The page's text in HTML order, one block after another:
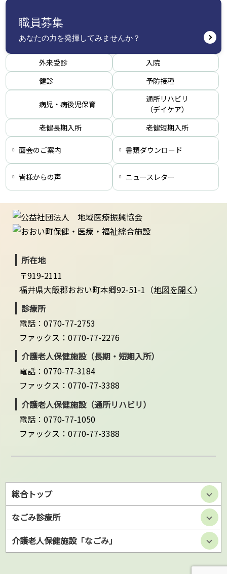
外来受診
入院
健診
予防接種
病児・病後児保育
通所リハビリ
（デイケア）
老健長期入所
老健短期入所
面会のご案内 書類ダウンロード
皆様からの声 ニュースレター
職員募集
あなたの力を発揮してみませんか？
所在地
〒919-2111
福井県大飯郡おおい町本郷92-51-1（地図を開く ）
診療所
電話：0770-77-2753
ファックス：0770-77-2276
介護老人保健施設（長期・短期入所）
電話：0770-77-3184
ファックス：0770-77-3388
介護老人保健施設（通所リハビリ）
電話：0770-77-1050
ファックス：0770-77-3388
総合トップ
なごみ診療所
介護老人保健施設「なごみ」